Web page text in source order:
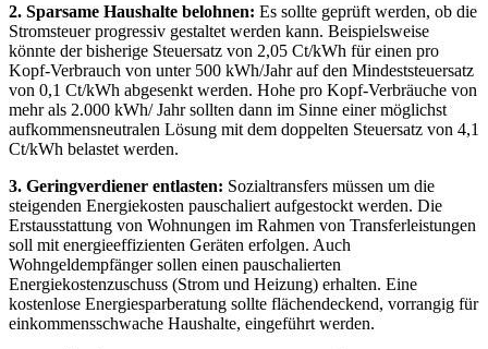
2. Sparsame Haushalte belohnen: Es sollte geprüft werden, ob die
Stromsteuer progressiv gestaltet werden kann. Beispielsweise
könnte der bisherige Steuersatz von 2,05 Ct/kWh für einen pro
Kopf-Verbrauch von unter 500 kWh/Jahr auf den Mindeststeuersatz
von 0,1 Ct/kWh abgesenkt werden. Hohe pro Kopf-Verbräuche von
mehr als 2.000 kWh/ Jahr sollten dann im Sinne einer möglichst
aufkommensneutralen Lösung mit dem doppelten Steuersatz von 4,1
Ct/kWh belastet werden.
3. Geringverdiener entlasten: Sozialtransfers müssen um die
steigenden Energiekosten pauschaliert aufgestockt werden. Die
Erstausstattung von Wohnungen im Rahmen von Transferleistungen
soll mit energieeffizienten Geräten erfolgen. Auch
Wohngeldempfänger sollen einen pauschalierten
Energiekostenzuschuss (Strom und Heizung) erhalten. Eine
kostenlose Energiesparberatung sollte flächendeckend, vorrangig für
einkommensschwache Haushalte, eingeführt werden.